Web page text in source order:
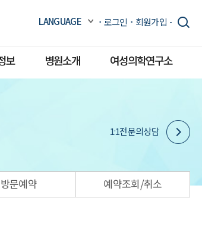
LANGUAGE 로그인 회원가입
보 병원소개 여성의학연구소
1:1전문의상담
방문예약 예약조회/취소